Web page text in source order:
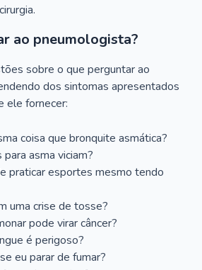
ao pneumologista?
sobre o que perguntar ao
dos sintomas apresentados
ele fornecer:
coisa que bronquite asmática?
asma viciam?
praticar esportes mesmo tendo
uma crise de tosse?
pode virar câncer?
é perigoso?
eu parar de fumar?